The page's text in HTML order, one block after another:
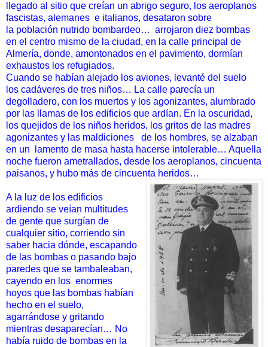
llegado al sitio que creían un abrigo seguro, los aeroplanos
fascistas, alemanes e italianos, desataron sobre
la población nutrido bombardeo… arrojaron diez bombas
en el centro mismo de la ciudad, en la calle principal de
Almería, donde, amontonados en el pavimento, dormían
exhaustos los refugiados.
Cuando se habían alejado los aviones, levanté del suelo
los cadáveres de tres niños… La calle parecía un
degolladero, con los muertos y los agonizantes, alumbrado
por las llamas de los edificios que ardían. En la oscuridad,
los quejidos de los niños heridos, los gritos de las madres
agonizantes y las maldiciones de los hombres, se alzaban
en un
lamento de masa hasta hacerse intolerable… Aquella
noche fueron ametrallados, desde los aeroplanos, cincuenta
paisanos, y hubo más de cincuenta heridos…
A la luz de los edificios
ardiendo se veían multitudes
de gente que surgían de
cualquier sitio, corriendo sin
saber hacia dónde, escapando
de las bombas o pasando bajo
paredes que se tambaleaban,
cayendo en los enormes
hoyos que las bombas habían
hecho en el suelo,
agarrándose y gritando
mientras desaparecían… No
había ruido de bombas en la